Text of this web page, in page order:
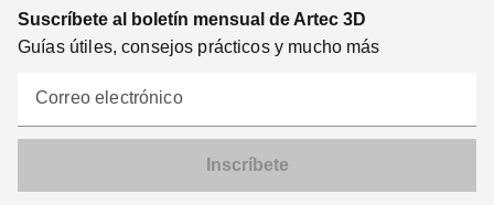
Suscríbete al boletín mensual de Artec 3D
Guías útiles, consejos prácticos y mucho más
Correo electrónico